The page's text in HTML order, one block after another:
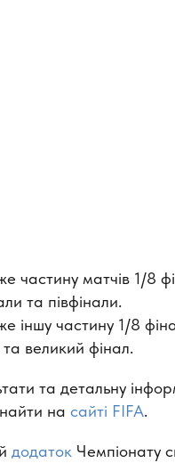
частину матчів 1/8
та півфінали.
іншу частину 1/8
великий фінал.
та детальну
на сайті FIFA.
додаток Чемпіонату